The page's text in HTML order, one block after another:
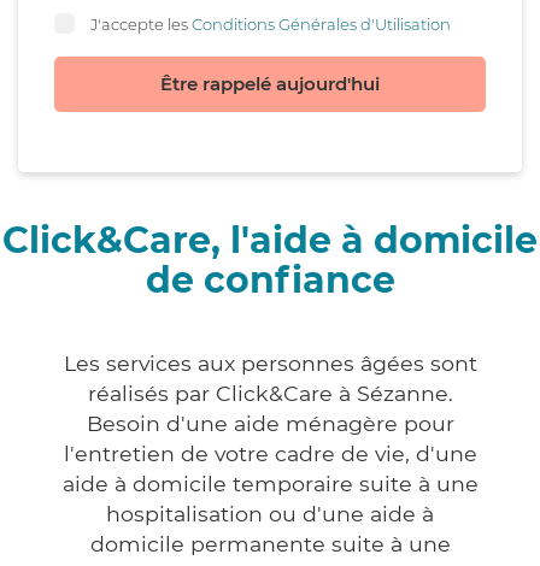
J'accepte lesConditions Générales d'Utilisation
Être rappelé aujourd'hui
Click&Care, l'aide à domicile
de confiance
Les services aux personnes âgées sont
réalisés par Click&Care à Sézanne.
Besoin d'une aide ménagère pour
l'entretien de votre cadre de vie, d'une
aide à domicile temporaire suite à une
hospitalisation ou d'une aide à
domicile permanente suite à une